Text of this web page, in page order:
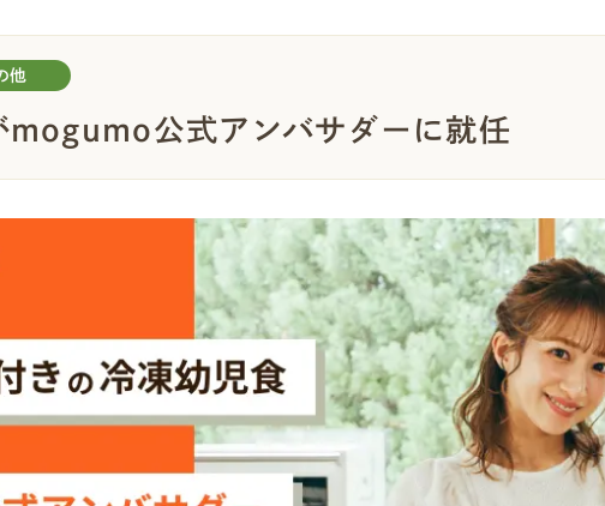
他
mogumo公式アンバサダーに就任